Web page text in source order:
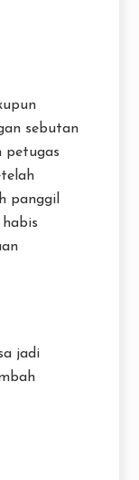
sebutan
petugas
panggil
habis
jadi